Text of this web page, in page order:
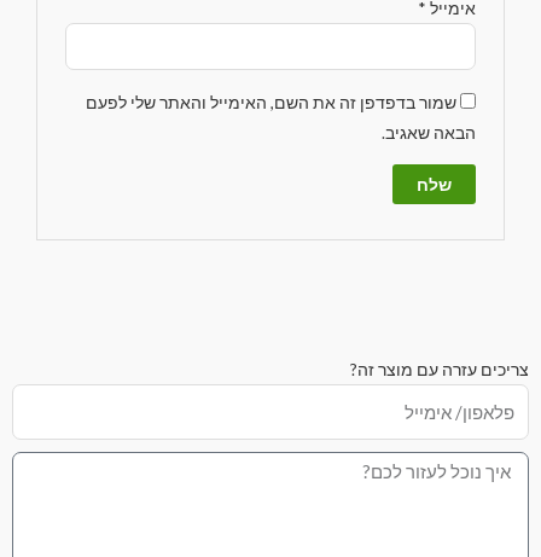
אימייל *
שמור בדפדפן זה את השם, האימייל והאתר שלי לפעם
הבאה שאגיב.
צריכים עזרה עם מוצר זה?